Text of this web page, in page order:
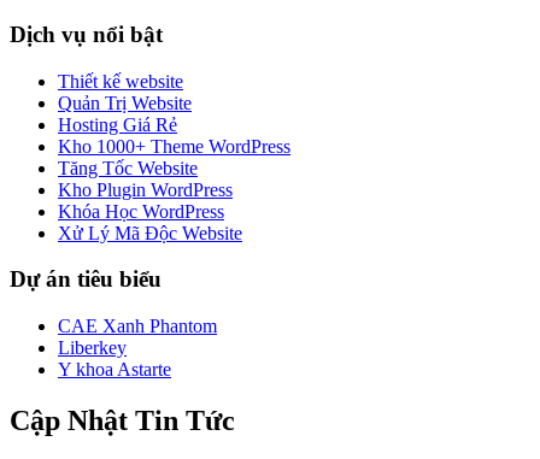
Dịch vụ nổi bật
Thiết kế website
Quản Trị Website
Hosting Giá Rẻ
Kho 1000+ Theme WordPress
Tăng Tốc Website
Kho Plugin WordPress
Khóa Học WordPress
Xử Lý Mã Độc Website
Dự án tiêu biểu
CAE Xanh Phantom
Liberkey
Y khoa Astarte
Cập Nhật Tin Tức